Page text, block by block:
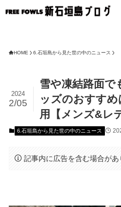
HOME 6.石垣島から見た世の中のニュース
雪や凍結路面で
ッズのおすす
用【メンズ&レ
2024
2/05
6.石垣島から見た世の中のニュース
記事内に広告を含む場合があ